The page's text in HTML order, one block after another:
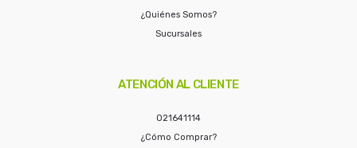
¿Quiénes Somos?
Sucursales
ATENCIÓN AL CLIENTE
021641114
¿Cómo Comprar?